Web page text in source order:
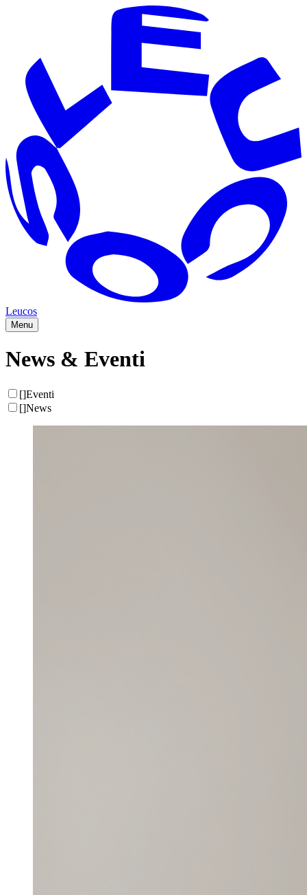
Leucos
Menu
News & Eventi
[]Eventi
[]News